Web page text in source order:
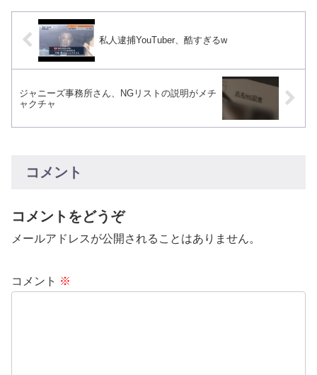
私人逮捕YouTuber、酷すぎるw
ジャニーズ事務所さん、NGリストの説明がメチ
ャクチャ
コメント
コメントをどうぞ
メールアドレスが公開されることはありません。
コメント ※